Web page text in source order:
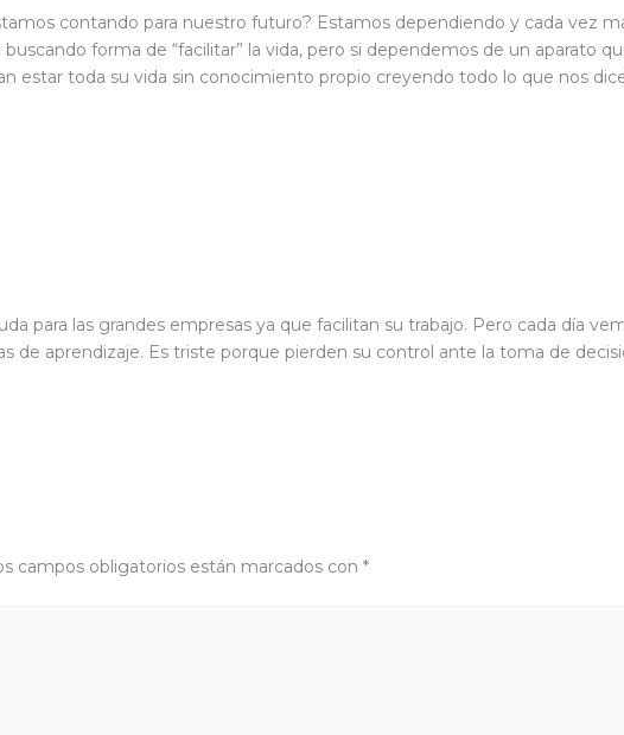
contando para nuestro futuro? Estamos dependiendo y cada vez
forma de “facilitar” la vida, pero si dependemos de un aparato
estar toda su vida sin conocimiento propio creyendo todo lo que nos
para las grandes empresas ya que facilitan su trabajo. Pero cada día
de aprendizaje. Es triste porque pierden su control ante la toma de
campos obligatorios están marcados con *